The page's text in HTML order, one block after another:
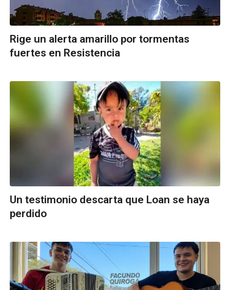
Rige un alerta amarillo por tormentas
fuertes en Resistencia
Un testimonio descarta que Loan se haya
perdido